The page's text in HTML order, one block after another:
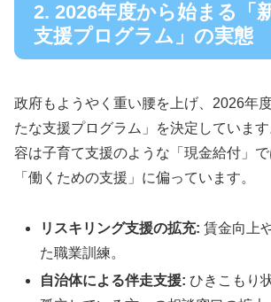
2. 2026年度から始まる「
支援プログラム」の実態
政府もようやく重い腰を上げ、2026年
たな支援プログラム」を決定していま
容は子育て支援のような「現金給付」
「働くための支援」に偏っています。
リスキリング支援の拡充: 賃金向上
た職業訓練。
自治体による伴走支援: ひきこもり